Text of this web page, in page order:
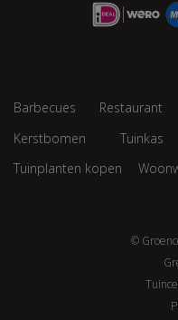
Barbecues Restaurant
Kerstbomen
Tuinkas
Tuinplanten kopen
©